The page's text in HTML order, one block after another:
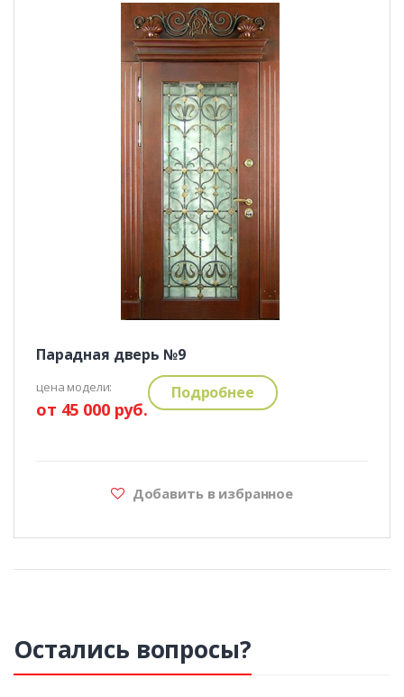
Парадная дверь №9
цена модели:
от 45 000 руб.
Подробнее
Добавить в избранное
Остались вопросы?